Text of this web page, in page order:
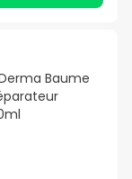
Baume